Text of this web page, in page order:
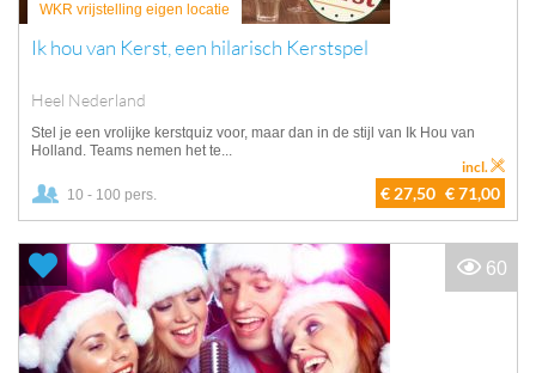
WKR vrijstelling eigen locatie
Ik hou van Kerst, een hilarisch Kerstspel
Heel Nederland
Stel je een vrolijke kerstquiz voor, maar dan in de stijl van Ik Hou van
Holland. Teams nemen het te...
10 - 100 pers. € 27,50 € 71,00
incl.
60